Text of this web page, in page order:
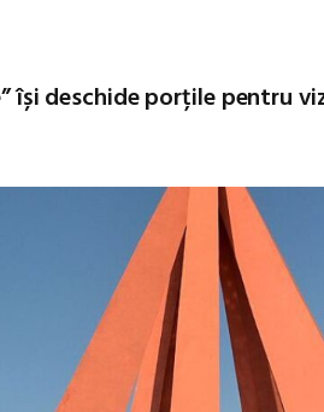
își deschide porțile pentru